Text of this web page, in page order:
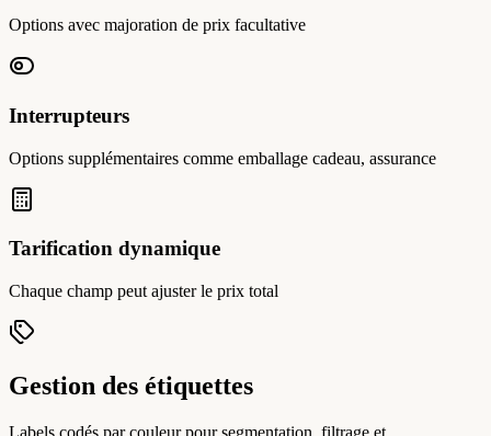
Options avec majoration de prix facultative
Interrupteurs
Options supplémentaires comme emballage cadeau, assurance
Tarification dynamique
Chaque champ peut ajuster le prix total
Gestion des étiquettes
Labels codés par couleur pour segmentation, filtrage et